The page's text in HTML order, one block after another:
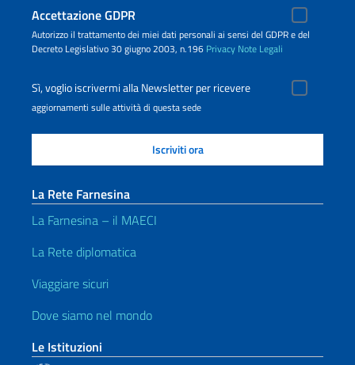
Accettazione GDPR
Autorizzo il trattamento dei miei dati personali ai sensi del GDPR e del
Decreto Legislativo 30 giugno 2003, n.196 Privacy Note Legali
Sì, voglio iscrivermi alla Newsletter per ricevere
aggiornamenti sulle attività di questa sede
La Rete Farnesina
La Farnesina – il MAECI
La Rete diplomatica
Viaggiare sicuri
Dove siamo nel mondo
Le Istituzioni